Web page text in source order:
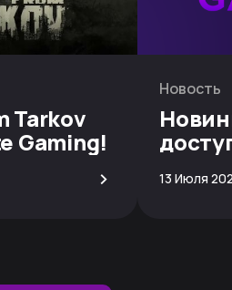
Tarkov
Gaming!
>
Новость
13 Июля